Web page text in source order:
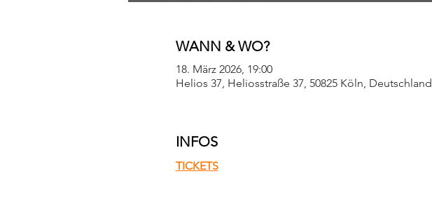
WANN & WO?
18. März 2026, 19:00
Helios 37, Heliosstraße 37, 50825 Köln, Deutschland
INFOS
TICKETS